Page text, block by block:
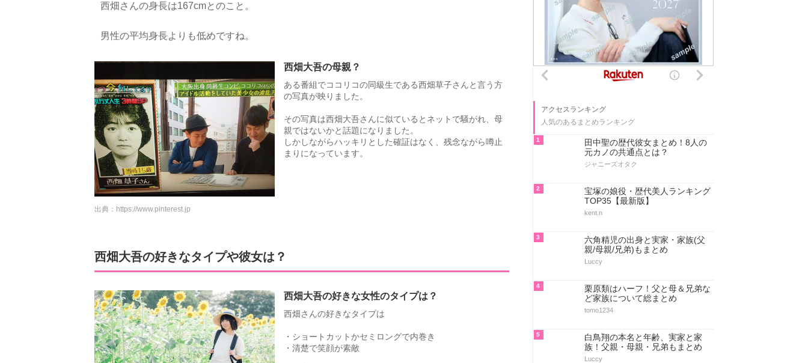
西畑さんの身長は167cmとのこと。
男性の平均身長よりも低めですね。
西畑大吾の母親？
ある番組でココリコの同級生である西畑草子さんと言う方
の写真が映りました。
その写真は西畑大吾さんに似ているとネットで騒がれ、母
親ではないかと話題になりました。
しかしながらハッキリとした確証はなく、残念ながら噂止
まりになっています。
出典： https://www.pinterest.jp
西畑大吾の好きなタイプや彼女は？
西畑大吾の好きな女性のタイプは？
西畑さんの好きなタイプは
・ショートカットかセミロングで内巻き
・清楚で笑顔が素敵
アクセスランキング
人気のあるまとめランキング
1
田中聖の歴代彼女まとめ！8人の
元カノの共通点とは？
ジャニーズオタク
2
宝塚の娘役・歴代美人ランキング
TOP35【最新版】
kent.n
3
六角精児の出身と実家・家族(父
親/母親/兄弟)もまとめ
Luccy
4
栗原類はハーフ！父と母＆兄弟な
ど家族について総まとめ
tomo1234
5
白鳥翔の本名と年齢、実家と家
族！父親・母親・兄弟もまとめ
Luccy